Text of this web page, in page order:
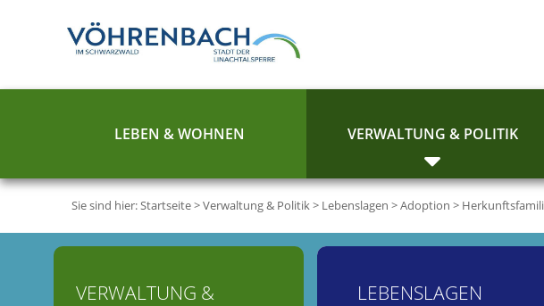
LEBEN & WOHNEN VERWALTUNG & POLITIK
Sie sind hier:Startseite>Verwaltung & Politik> Lebenslagen >Adoption >
LEBENSLAGEN
VERWALTUNG &